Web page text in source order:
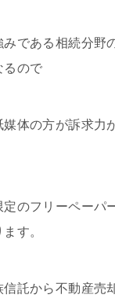
である相続分野
るので
体の方が訴求力
のフリーペーパ
す。
託から不動産売